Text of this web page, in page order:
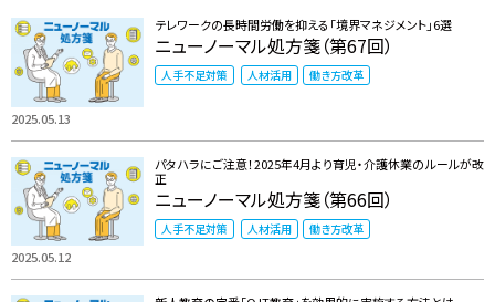
2025.05.13
テレワークの長時間労働を抑える「境界マネジメント」6選
ニューノーマル処方箋（第67回）
人手不足対策 人材活用 働き方改革
2025.05.12
パタハラにご注意！2025年4月より育児・介護休業のルールが改
正
ニューノーマル処方箋（第66回）
人手不足対策 人材活用 働き方改革